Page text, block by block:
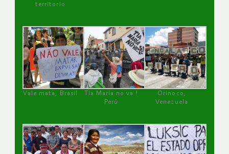
territorio
Vale mata, Brasil
Tía María no va !
Perú
Orinoco,
Venezuela